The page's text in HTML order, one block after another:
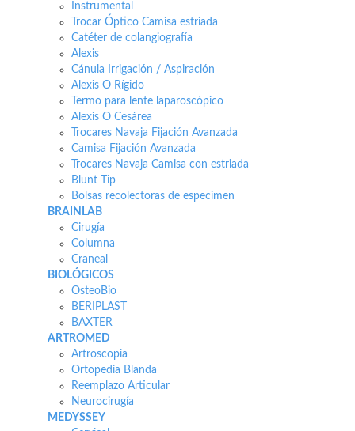
Instrumental
Trocar Óptico Camisa estriada
Catéter de colangiografía
Alexis
Cánula Irrigación / Aspiración
Alexis O Rígido
Termo para lente laparoscópico
Alexis O Cesárea
Trocares Navaja Fijación Avanzada
Camisa Fijación Avanzada
Trocares Navaja Camisa con estriada
Blunt Tip
Bolsas recolectoras de especimen
BRAINLAB
Cirugía
Columna
Craneal
BIOLÓGICOS
OsteoBio
BERIPLAST
BAXTER
ARTROMED
Artroscopia
Ortopedia Blanda
Reemplazo Articular
Neurocirugía
MEDYSSEY